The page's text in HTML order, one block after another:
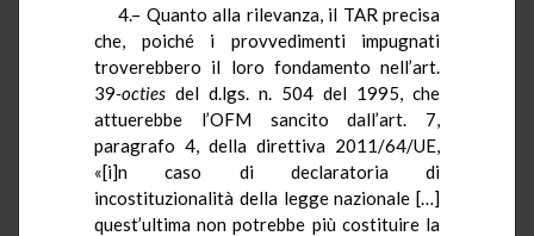
4.– Quanto alla rilevanza, il TAR precisa
che, poiché i provvedimenti impugnati
troverebbero il loro fondamento nell’art.
39-octies del d.lgs. n. 504 del 1995, che
attuerebbe l’OFM sancito dall’art. 7,
paragrafo 4, della direttiva 2011/64/UE,
«[i]n caso di declaratoria di
incostituzionalità della legge nazionale […]
quest’ultima non potrebbe più costituire la